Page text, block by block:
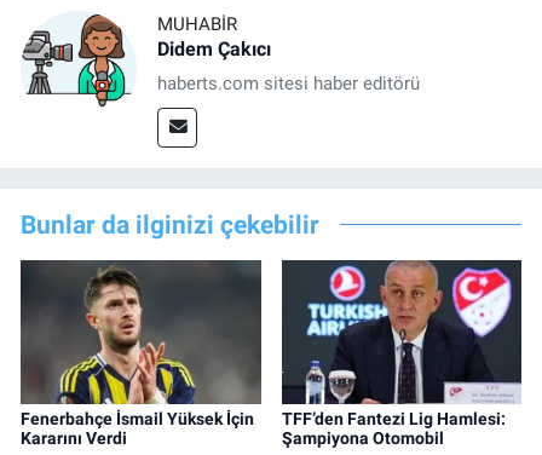
MUHABIR
Didem Çakıcı
haberts.com sitesi haber editörü
Bunlar da ilginizi çekebilir
Fenerbahçe İsmail Yüksek İçin
Kararını Verdi
TFF’den Fantezi Lig Hamlesi:
Şampiyona Otomobil